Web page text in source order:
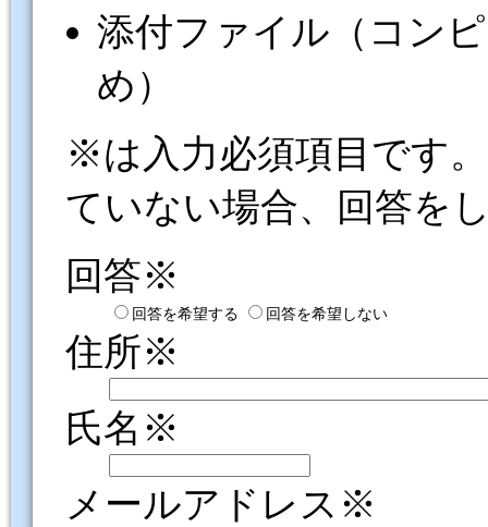
添付ファイル（コン
め）
※は入力必須項目です
ていない場合、回答を
回答※
回答を希望する 回答を希望しない
住所※
氏名※
メールアドレス※